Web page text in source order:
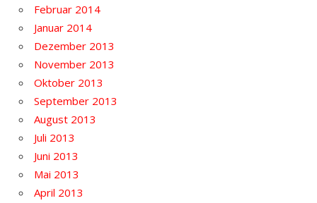
Februar 2014
Januar 2014
Dezember 2013
November 2013
Oktober 2013
September 2013
August 2013
Juli 2013
Juni 2013
Mai 2013
April 2013